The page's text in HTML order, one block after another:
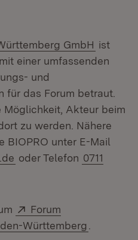
GmbH (Öffnet
ist
einer umfassenden
und
für das Forum betraut.
Akteur beim
zu werden. Nähere
BIOPRO unter E-Mail
oder Telefon 0711
Extern:
Forum
Württemberg